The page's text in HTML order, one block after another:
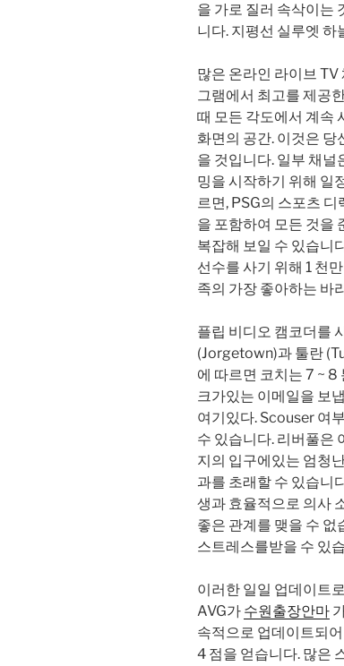
을 가로 질러 속삭이는
니다. 지평선 실루엣 하
많은 온라인 라이브 TV
그램에서 최고를 제공
때 모든 각도에서 계속
화면의 공간. 이것은
을 것입니다. 일부 채널
밍을 시작하기 위해 일
르면, PSG의 스포츠
을 포함하여 모든 것을
복잡해 보일 수 있습니
선수를 사기 위해 1 천
족의 가장 좋아하는 바
플립 비디오 캠코더를
(Jorgetown)과 툴란
에 따르면 코치는 7 ~ 8
크가있는 이메일을 보
여기있다. Scouser 여
수 있습니다. 리버풀은
지의 입구에있는 엄청
과를 초래할 수 있습니
생과 효율적으로 의사
좋은 관계를 맺을 수 없
스트레스를받을 수 있
이러한 일일 업데이트
AVG가 수원출장안마
속적으로 업데이트되
4 점을 얻습니다. 많은